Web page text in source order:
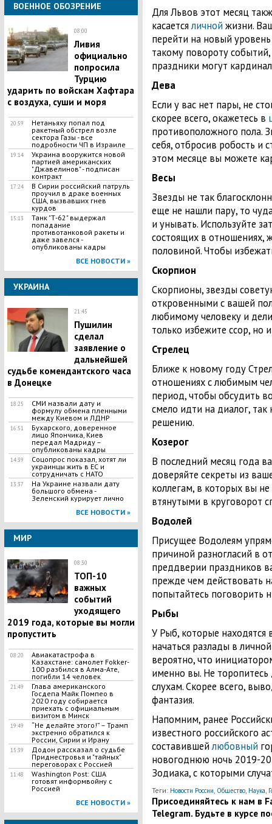
ВОЕННОЕ ОБОЗРЕНИЕ
08:00
Ливия
официально
попросила
Турцию
ударить по войскам Хафтара
с воздуха, суши и моря
20:59
Нетаньяху попал под
ракетный обстрел возле
сектора Газы - все
подробности ЧП в Израиле
19:14
Украина вооружится новой
партией американских
"Джавелинов" - подписан
контракт
17:24
В Сирии российский патруль
проучил в драке военных
США, вызвавших гнев
курдов
15:13
​Танк "Т-62" выдержал
попадание
противотанковой ракеты и
даже завелся -
опубликованы кадры
ВСЕ НОВОСТИ »
УКРАИНА
21:45
Пушилин
сделал
заявление о
дальнейшей
судьбе комендантского часа
в Донецке
18:25
СМИ назвали дату и
формулу обмена пленными
между Киевом и ЛДНР
16:51
​Бухарского, доверенное
лицо Япончика, Киев
передал Мадриду –
опубликованы кадры
14:39
​Соцопрос показал, хотят ли
украинцы жить в ЕС и
сотрудничать с НАТО
13:37
На Украине назвали дату
большого обмена -
Зеленский курирует лично
ВСЕ НОВОСТИ »
МИР
08:30
ТОП-10
важных
событий
уходящего
2019 года, которые вы могли
пропустить
08:20
Авиакатастрофа в
Казахстане: самолет Fokker-
100 разбился в Алма-Ате,
погибли 14 человек
21:49
Глава американского
Госдепа Майк Помпео в
2020 году собирается
приехать с официальным
визитом в Минск
19:49
​“Не делайте этого!” – Трамп
экстренно обратился к
России, Сирии и Ирану
15:39
Додон рассказал о судьбе
Приднестровья и "тайных"
переговорах с Россией
11:48
Washington Post: США
готовят информвойну с
Россией
ВСЕ НОВОСТИ »
Для Львов этот месяц
касаетсяличной жизни.
перейти на новый
такому повороту
праздники могут
Дева
Если у вас нет пары, не
скорее всего, окажетесь в
противоположного пола.
себя, отбросив робость и
этом месяце вы можете
Весы
Звезды не так
еще не нашли пару, то
и унывать. Используйте
состоящих в отношениях,
половиной. Чтобы
Скорпион
Скорпионы, звезды
откровенными с вашей
любимому человеку и
только избежите ссор, но
Стрелец
Ближе к новому году
отношениях с любимым
период, чтобы обсудить
смело идти на диалог,
решению.
Козерог
В последний месяц года
доверяйте секреты из
коллегам, в которых вы
втянутыми в круговорот
Водолей
Присущее Водолеям
причиной разногласий в
преддверии праздников
прежде чем действовать
попытайтесь поговорить
Рыбы
У Рыб, которые находятся
начаться разлады в
вероятно, что
именно вы. Не
слухам. Скорее всего,
фантазия.
Напомним, ранее
известного российского
составившейлюбовный
новогоднюю ночь 2019-
Зодиака, с которыми
Теги: Новости России, Общество, Наука,
Присоединяйтесь к нам в
Telegram. Будьте в курсе